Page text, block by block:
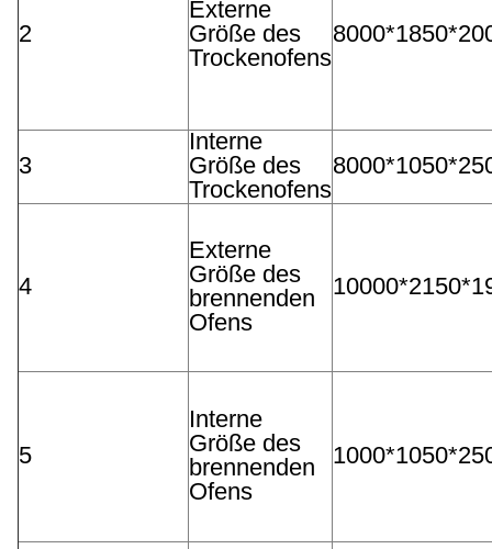
2
Externe
Größe des
Trockenofens
3
Interne
Größe des
Trockenofens
4
Externe
Größe des
brennenden
Ofens
5
Interne
Größe des
brennenden
Ofens